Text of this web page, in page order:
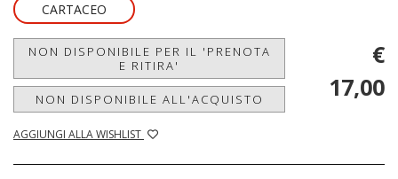
CARTACEO
NON DISPONIBILE PER IL 'PRENOTA
E RITIRA'
NON DISPONIBILE ALL'ACQUISTO
AGGIUNGI ALLA WISHLIST
€
17,00